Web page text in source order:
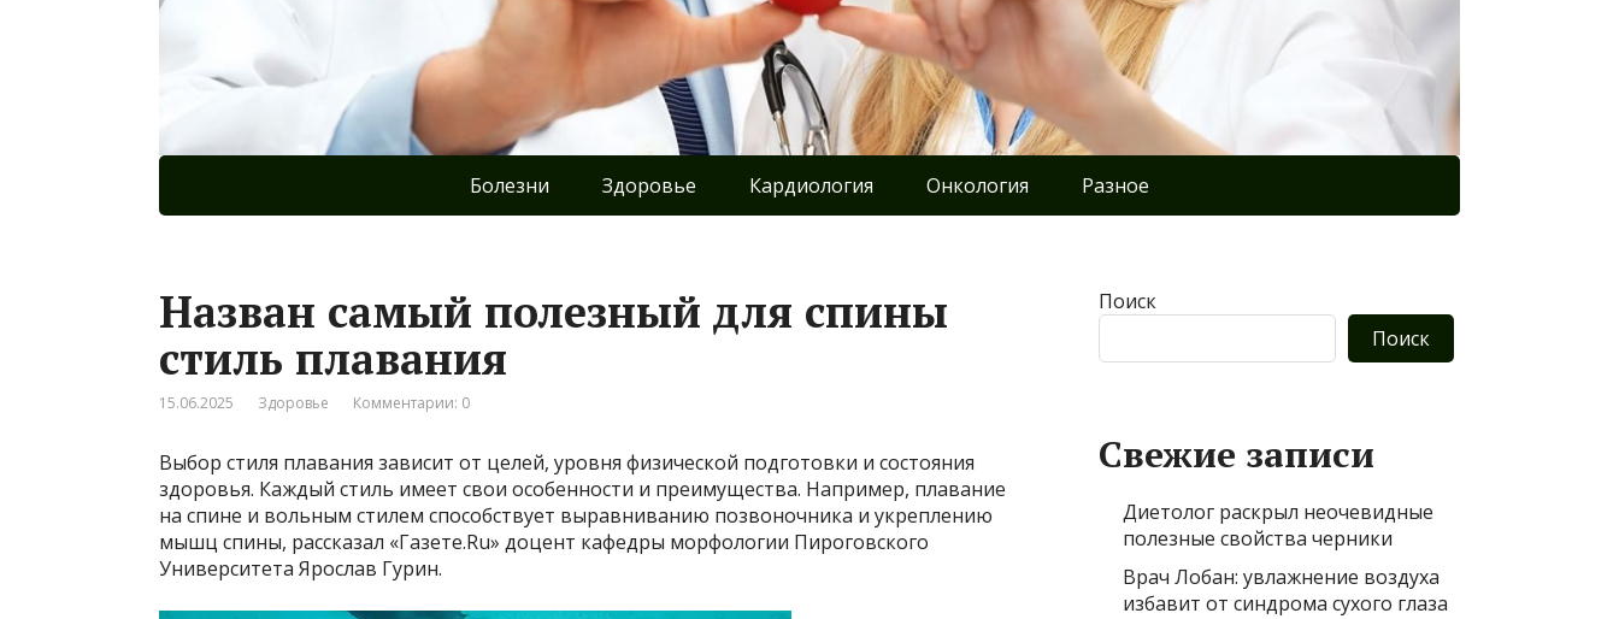
Болезни Здоровье Кардиология Онкология Разное
Назван самый полезный для спины
стиль плавания
15.06.2025 Здоровье Комментарии: 0
Выбор стиля плавания зависит от целей, уровня физической подготовки и состояния
здоровья. Каждый стиль имеет свои особенности и преимущества. Например, плавание
на спине и вольным стилем способствует выравниванию позвоночника и укреплению
мышц спины, рассказал «Газете.Ru» доцент кафедры морфологии Пироговского
Университета Ярослав Гурин.
Поиск
Поиск
Свежие записи
Диетолог раскрыл неочевидные
полезные свойства черники
Врач Лобан: увлажнение воздуха
избавит от синдрома сухого глаза